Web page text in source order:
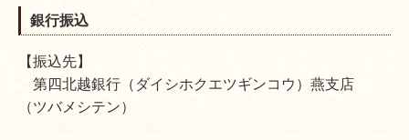
銀行振込
【振込先】
第四北越銀行（ダイシホクエツギンコウ）燕支店
（ツバメシテン）